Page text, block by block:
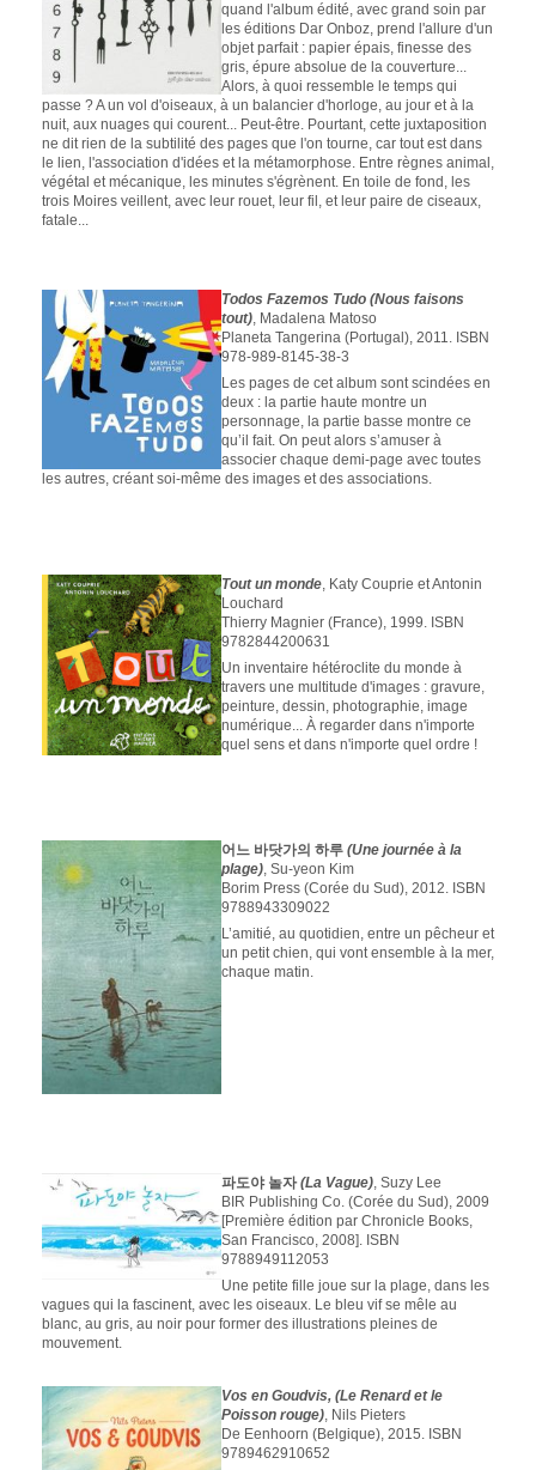
quand l'album édité, avec grand soin par
les éditions Dar Onboz, prend l'allure d'un
objet parfait : papier épais, finesse des
gris, épure absolue de la couverture...
Alors, à quoi ressemble le temps qui
passe ? A un vol d'oiseaux, à un balancier d'horloge, au jour et à la
nuit, aux nuages qui courent... Peut-être. Pourtant, cette juxtaposition
ne dit rien de la subtilité des pages que l'on tourne, car tout est dans
le lien, l'association d'idées et la métamorphose. Entre règnes animal,
végétal et mécanique, les minutes s'égrènent. En toile de fond, les
trois Moires veillent, avec leur rouet, leur fil, et leur paire de ciseaux,
fatale...
Todos Fazemos Tudo (Nous faisons
tout), Madalena Matoso
Planeta Tangerina (Portugal), 2011. ISBN
978-989-8145-38-3
Les pages de cet album sont scindées en
deux : la partie haute montre un
personnage, la partie basse montre ce
qu’il fait. On peut alors s’amuser à
associer chaque demi-page avec toutes
les autres, créant soi-même des images et des associations.
Tout un monde, Katy Couprie et Antonin
Louchard
Thierry Magnier (France), 1999. ISBN
9782844200631
Un inventaire hétéroclite du monde à
travers une multitude d'images : gravure,
peinture, dessin, photographie, image
numérique... À regarder dans n'importe
quel sens et dans n'importe quel ordre !
어느 바닷가의 하루 (Une journée à la
plage), Su-yeon Kim
Borim Press (Corée du Sud), 2012. ISBN
9788943309022
L’amitié, au quotidien, entre un pêcheur et
un petit chien, qui vont ensemble à la mer,
chaque matin.
파도야 놀자(La Vague), Suzy Lee
BIR Publishing Co. (Corée du Sud), 2009
[Première édition par Chronicle Books,
San Francisco, 2008]. ISBN
9788949112053
Une petite fille joue sur la plage, dans les
vagues qui la fascinent, avec les oiseaux. Le bleu vif se mêle au
blanc, au gris, au noir pour former des illustrations pleines de
mouvement.
Vos en Goudvis, (Le Renard et le
Poisson rouge), Nils Pieters
De Eenhoorn (Belgique), 2015. ISBN
9789462910652